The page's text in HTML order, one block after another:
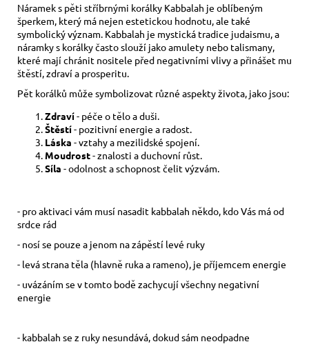
Náramek s pěti stříbrnými korálky Kabbalah je oblíbeným
šperkem, který má nejen estetickou hodnotu, ale také
symbolický význam. Kabbalah je mystická tradice judaismu, a
náramky s korálky často slouží jako amulety nebo talismany,
které mají chránit nositele před negativními vlivy a přinášet mu
štěstí, zdraví a prosperitu.
Pět korálků může symbolizovat různé aspekty života, jako jsou:
Zdraví- péče o tělo a duši.
Štěstí- pozitivní energie a radost.
Láska - vztahy a mezilidské spojení.
Moudrost- znalosti a duchovní růst.
Síla - odolnost a schopnost čelit výzvám.
- pro aktivaci vám musí nasadit kabbalah někdo, kdo Vás má od
srdce rád
- nosí se pouze a jenom na zápěstí levé ruky
- levá strana těla (hlavně ruka a rameno), je příjemcem energie
- uvázáním se v tomto bodě zachycují všechny negativní
energie
- kabbalah se z ruky nesundává, dokud sám neodpadne